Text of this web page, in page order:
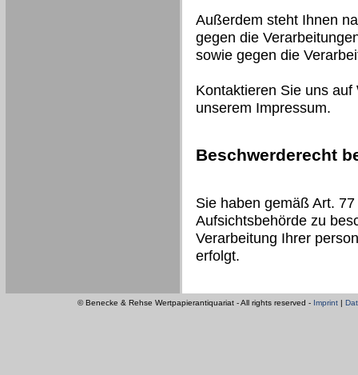
Außerdem steht Ihnen
gegen die
sowie gegen die
Kontaktieren Sie uns
unserem Impressum.
Beschwerderecht
Sie haben gemäß Art.
Aufsichtsbehörde zu
Verarbeitung Ihrer
erfolgt.
© Benecke & Rehse Wertpapierantiquariat - All rights reserved - Imprint |